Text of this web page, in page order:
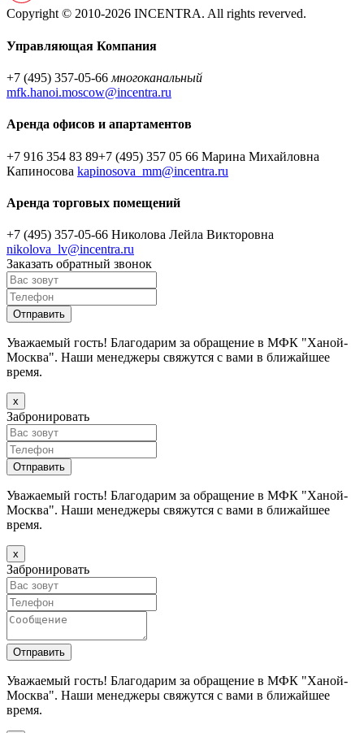
Copyright © 2010-2026 INCENTRA. All rights reverved.
Управляющая Компания
+7 (495) 357-05-66 многоканальный
mfk.hanoi.moscow@incentra.ru
Аренда офисов и апартаментов
+7 916 354 83 89+7 (495) 357 05 66 Марина Михайловна
Капиносова kapinosova_mm@incentra.ru
Аренда торговых помещений
+7 (495) 357-05-66 Николова Лейла Викторовна
nikolova_lv@incentra.ru
Заказать обратный звонок
Уважаемый гость! Благодарим за обращение в МФК "Ханой-
Москва". Наши менеджеры свяжутся с вами в ближайшее
время.
х
Забронировать
Уважаемый гость! Благодарим за обращение в МФК "Ханой-
Москва". Наши менеджеры свяжутся с вами в ближайшее
время.
х
Забронировать
Уважаемый гость! Благодарим за обращение в МФК "Ханой-
Москва". Наши менеджеры свяжутся с вами в ближайшее
время.